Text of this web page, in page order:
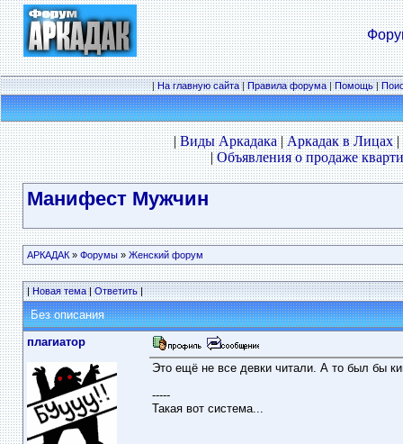
|На главную сайта|Правила форума|Помощь|
|Виды Аркадака|Аркадак в Лицах|
|Объявления о продаже
Манифест Мужчин
АРКАДАК» Форумы» Женский форум
|Новая тема|Ответить|
Без описания
плагиатор
Это ещё не все девки читали. А то был бы
-----
Такая вот система...